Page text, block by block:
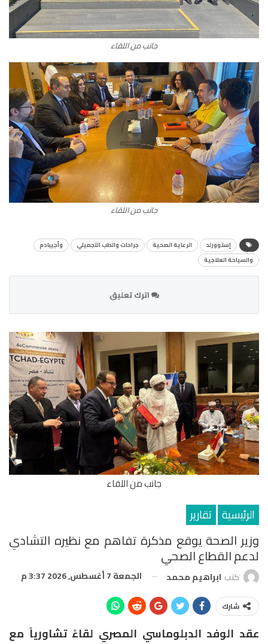
جانب من اللقاء
جانب من اللقاء
إستوورلد الرعاية الصحية جراحات والطب التجميلي
وأجيبادم
والسياحة العلاجية
اترك تعليق
جانب من اللقاء
الرئيسية تقارير
وزير الصحة يوقع مذكرة تفاهم مع نظيره التشادي
لدعم القطاع الصحي
كتب ابراهيم محمد الجمعة 7 أغسطس, 2026 3:37 م
شارك
عقد الوفد الدبلوماسي المصري لقاءً تشاورياً مع